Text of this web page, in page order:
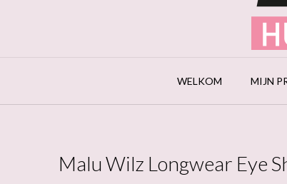
WELKOM MIJN
Malu Wilz Longwear Eye